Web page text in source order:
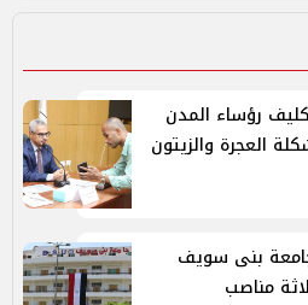
رؤساء المدن
العجرة والزيتون
بنى سويف
مناصب